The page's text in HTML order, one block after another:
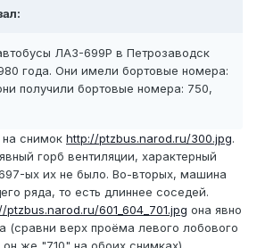
ЛАЗ-699Р в Петрозаводск
года. Они имели бортовые номера:
получили бортовые номера: 750,
снимок http://ptzbus.narod.ru/300.jpg.
горб вентиляции, характерный
ых их не было. Во-вторых, машина
ряда, то есть длиннее соседей.
ptzbus.narod.ru/601_604_701.jpg она явно
(сравни верх проёма левого лобового